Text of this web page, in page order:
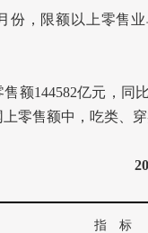
份，限额以上零售
售额144582亿元，同
上零售额中，吃类、
指 标